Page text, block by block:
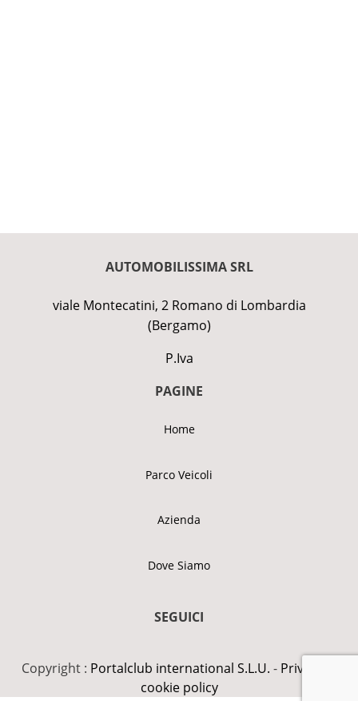
AUTOMOBILISSIMA SRL
viale Montecatini, 2 Romano di Lombardia
(Bergamo)
P.Iva
PAGINE
Home
Parco Veicoli
Azienda
Dove Siamo
SEGUICI
Copyright : Portalclub international S.L.U. - Privacy &
cookie policy